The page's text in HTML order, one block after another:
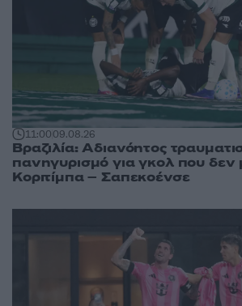
11:0009.08.26
Βραζιλία: Αδιανόητος
πανηγυρισμό για γκολ που δεν
Κοριτίμπα – Σαπεκοένσε